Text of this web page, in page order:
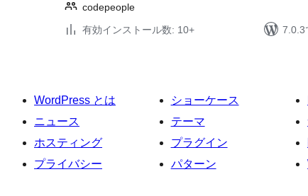
codepeople
有効インストール数: 10+
7.0.3
WordPress とは
ニュース
ホスティング
プライバシー
ショーケース
テーマ
プラグイン
パターン